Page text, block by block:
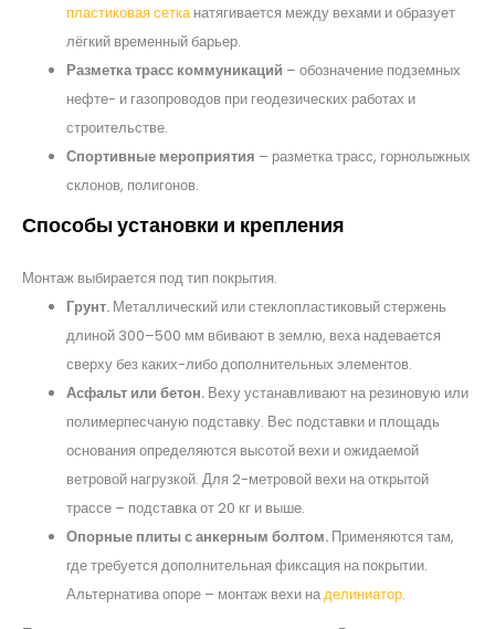
пластиковая сетканатягивается между вехами и образует
лёгкий временный барьер.
Разметка трасс коммуникаций – обозначение подземных
нефте- и газопроводов при геодезических работах и
строительстве.
Спортивные мероприятия – разметка трасс, горнолыжных
склонов, полигонов.
Способы установки и крепления
Монтаж выбирается под тип покрытия.
Грунт. Металлический или стеклопластиковый стержень
длиной 300–500 мм вбивают в землю, веха надевается
сверху без каких-либо дополнительных элементов.
Асфальт или бетон. Веху устанавливают на резиновую или
полимерпесчаную подставку. Вес подставки и площадь
основания определяются высотой вехи и ожидаемой
ветровой нагрузкой. Для 2-метровой вехи на открытой
трассе – подставка от 20 кг и выше.
Опорные плиты с анкерным болтом. Применяются там,
где требуется дополнительная фиксация на покрытии.
Альтернатива опоре – монтаж вехи наделиниатор.